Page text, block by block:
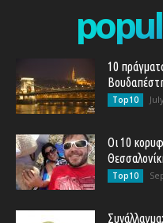
10
Top10
Οι 10
Top10